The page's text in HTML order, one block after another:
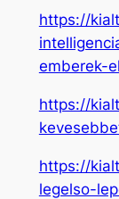
https://
emberek-
https://
https://
legelso-